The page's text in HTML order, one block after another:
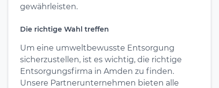
gewährleisten.
Die richtige Wahl treffen
Um eine umweltbewusste Entsorgung
sicherzustellen, ist es wichtig, die richtige
Entsorgungsfirma in Amden zu finden.
Unsere Partnerunternehmen bieten alle